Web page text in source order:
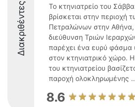
Διακριθέντες
Το κτηνιατρείο του
βρίσκεται στην περιοχή
Πετραλώνων στην Αθήνα,
διεύθυνση Τριών
παρέχει ένα ευρύ φάσμα
στον κτηνιατρικό χώρο.
του κτηνιατρείου
παροχή ολοκληρωμένης
8.6